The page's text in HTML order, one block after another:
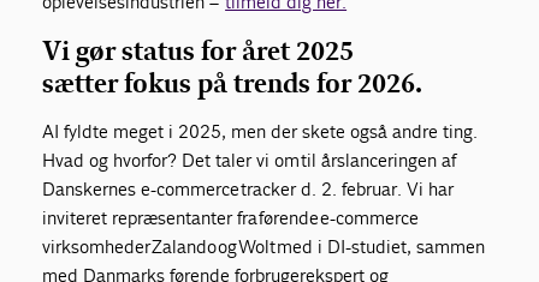
Vi gør status for året 2025
sætterfokus på trends for 2026.
AI fyldte meget i 2025, men der skete også andre ting.
Hvad og hvorfor? Det taler vi omtil årslanceringen af
Danskernes e-commercetracker d. 2. februar. Vi har
inviteret repræsentanter fraførendee-commerce
virksomhederZalandoogWoltmed i DI-studiet, sammen
med Danmarks førende forbrugerekspert og